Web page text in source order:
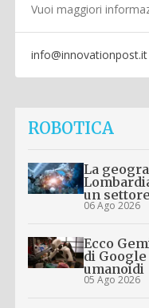
Vuoi maggiori
info@innovationpost.it
ROBOTICA
La
un
06 Ago 2026
Ecco
di
umanoidi
05 Ago 2026